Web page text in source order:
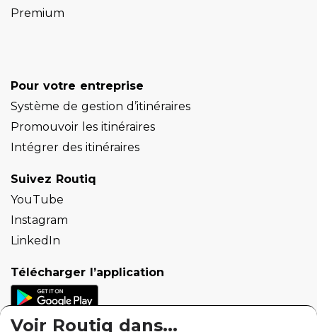
Voir Routiq dans...
Premium
Pour votre entreprise
Système de gestion d’itinéraires
Promouvoir les itinéraires
Intégrer des itinéraires
Suivez Routiq
YouTube
Instagram
LinkedIn
Télécharger l’application